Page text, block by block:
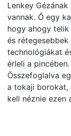
Lenkey
vannak. Ő egy
hogy ahogy
és
technológiákat
érleli a pincében.
Összefoglalva
a tokaji borokat,
kell néznie ezen